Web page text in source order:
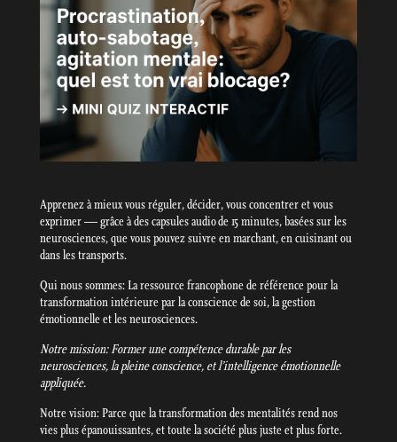
Apprenez à mieux vous réguler, décider, vous concentrer et vous
exprimer — grâce à des capsules audio de 15 minutes, basées sur les
neurosciences, que vous pouvez suivre en marchant, en cuisinant ou
dans les transports.
Qui nous sommes: La ressource francophone de référence pour la
transformation intérieure par la conscience de soi, la gestion
émotionnelle et les neurosciences.
Notre mission: Former une compétence durable par les
neurosciences, la pleine conscience, et l’intelligence émotionnelle
appliquée.
Notre vision: Parce que la transformation des mentalités rend nos
vies plus épanouissantes, et toute la société plus juste et plus forte.